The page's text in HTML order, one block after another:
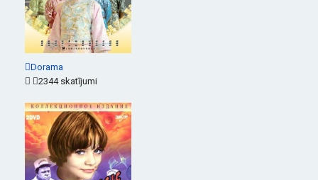
Dorama
2344 skatījumi